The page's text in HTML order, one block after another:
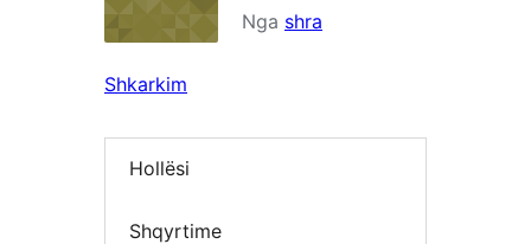
Nga shra
Shkarkim
Hollësi
Shqyrtime